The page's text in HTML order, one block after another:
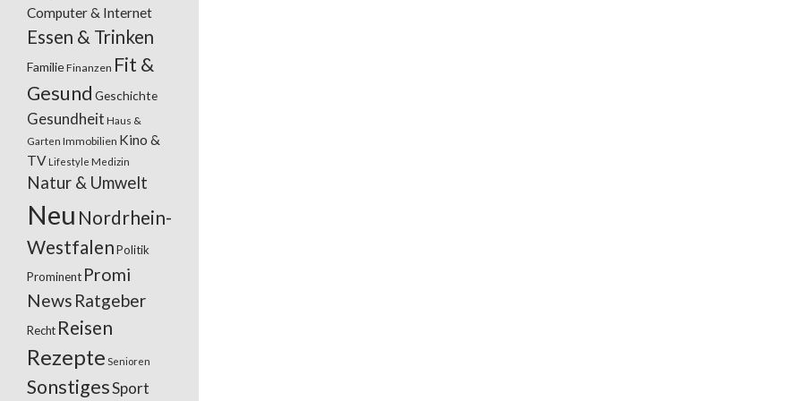
Computer & Internet
Essen & Trinken
FamilieFinanzen Fit &
Gesund Geschichte
Gesundheit Haus &
Garten Immobilien Kino &
TV Lifestyle Medizin
Natur & Umwelt
Neu Nordrhein-
WestfalenPolitik
Prominent Promi
News Ratgeber
Recht Reisen
Rezepte Senioren
SonstigesSport